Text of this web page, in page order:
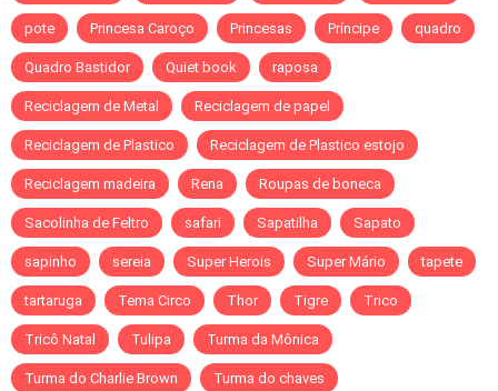
pote Princesa Caroço Princesas Príncipe quadro
Quadro Bastidor Quiet book raposa
Reciclagem de Metal Reciclagem de papel
Reciclagem de Plastico Reciclagem de Plastico estojo
Reciclagem madeira Rena Roupas de boneca
Sacolinha de Feltro safari Sapatilha Sapato
sapinho sereia Super Herois Super Mário tapete
tartaruga Tema Circo Thor Tigre Trico
Tricô Natal Tulipa Turma da Mônica
Turma do Charlie Brown Turma do chaves